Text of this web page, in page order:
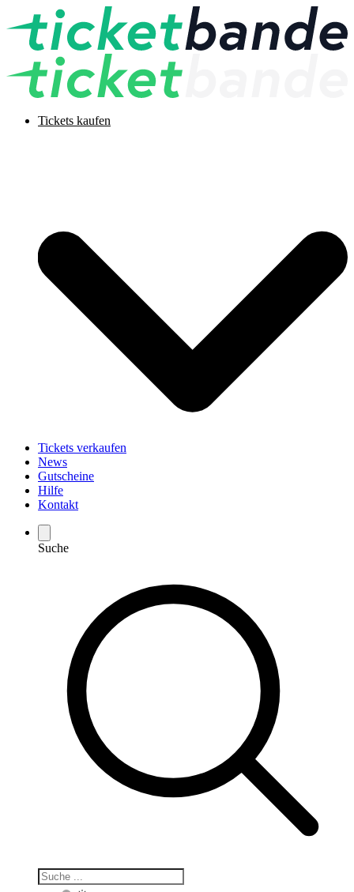
Tickets kaufen
Tickets verkaufen
News
Gutscheine
Hilfe
Kontakt
Suche